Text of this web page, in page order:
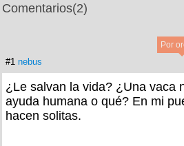
Comentarios(2)
Por
#1 nebus
¿Le salvan la vida? ¿Una vaca
ayuda humana o qué? En mi
hacen solitas.